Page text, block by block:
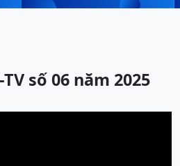
số 06 năm 2025